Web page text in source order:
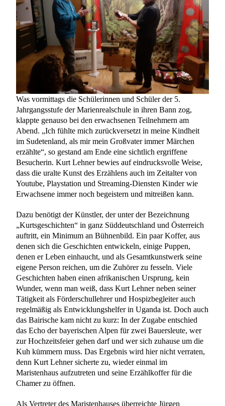
Was vormittags die Schülerinnen und Schüler der 5.
Jahrgangsstufe der Marienrealschule in ihren Bann zog,
klappte genauso bei den erwachsenen Teilnehmern am
Abend. „Ich fühlte mich zurückversetzt in meine Kindheit
im Sudetenland, als mir mein Großvater immer Märchen
erzählte“, so gestand am Ende eine sichtlich ergriffene
Besucherin. Kurt Lehner bewies auf eindrucksvolle Weise,
dass die uralte Kunst des Erzählens auch im Zeitalter von
Youtube, Playstation und Streaming-Diensten Kinder wie
Erwachsene immer noch begeistern und mitreißen kann.
Dazu benötigt der Künstler, der unter der Bezeichnung
„Kurtsgeschichten“ in ganz Süddeutschland und Österreich
auftritt, ein Minimum an Bühnenbild. Ein paar Koffer, aus
denen sich die Geschichten entwickeln, einige Puppen,
denen er Leben einhaucht, und als Gesamtkunstwerk seine
eigene Person reichen, um die Zuhörer zu fesseln. Viele
Geschichten haben einen afrikanischen Ursprung, kein
Wunder, wenn man weiß, dass Kurt Lehner neben seiner
Tätigkeit als Förderschullehrer und Hospizbegleiter auch
regelmäßig als Entwicklungshelfer in Uganda ist. Doch auch
das Bairische kam nicht zu kurz: In der Zugabe entschied
das Echo der bayerischen Alpen für zwei Bauersleute, wer
zur Hochzeitsfeier gehen darf und wer sich zuhause um die
Kuh kümmern muss. Das Ergebnis wird hier nicht verraten,
denn Kurt Lehner sicherte zu, wieder einmal im
Maristenhaus aufzutreten und seine Erzählkoffer für die
Chamer zu öffnen.
Als Vertreter des Maristenhauses überreichte Jürgen